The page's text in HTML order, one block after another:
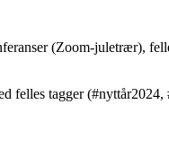
(Zoom-juletrær),
felles tagger